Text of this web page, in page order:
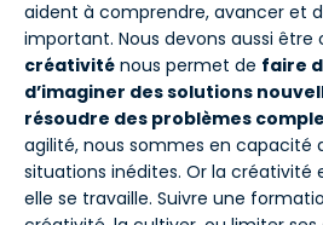
aident à comprendre, avancer et
important. Nous devons aussi être
créativité nous permet de faire
d’imaginer des solutions
résoudre des problèmes
agilité, nous sommes en capacité
situations inédites. Or la
elle se travaille. Suivre une